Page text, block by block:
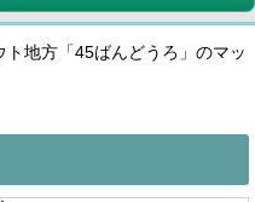
地方「45ばんどうろ」のマッ